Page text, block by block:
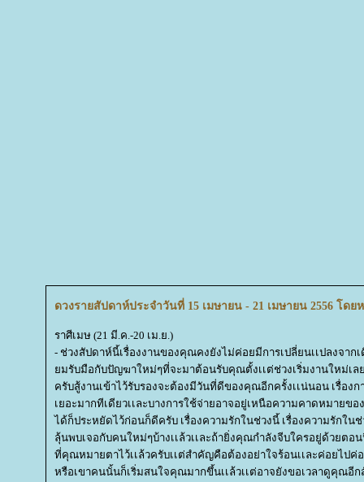
ดวงรายสัปดาห์ประจำวันที่ 15 เมษายน - 21 เมษายน 2556 โดย
ราศีเมษ (21 มี.ค.-20 เม.ย.)
- ช่วงสัปดาห์นี้เรื่องงานของคุณคงยังไม่ค่อยมีการเปลี่ยนเเปลงจาก
มรับมือกับปัญฆาใหม่ๆที่จะมาต้อนรับคุณตั้งเเต่ช่วงเริ่มงานใหม่เ
ครับสู้งานเข้าไว้รับรองจะต้องมีวันที่ดีของคุณอีกครั้งเเน่นอน เรื่อง
เยอะมากทีเดียวเเละบางการใช้จ่ายอาจอยู่เหนือความคาดหมาย
ได้ก็ประหยัดไว้ก่อนก็ดีครับ เรื่องความรักในช่วงนี้ เรื่องความรักใน
ลุ้นพบเจอกับคนใหม่ๆบ้างเเล้วเเละถ้ายิ่งคุณกำลังจีบใครอยู่ด้วยต
ที่คุณหมายตาไว้เเล้วครับเเต่สำคัญคือต้องอย่าใจร้อนเเละค่อยไปค่
หรือเขาคนนั้นก็เริ่มสนใจคุณมากขึ้นเเล้วเเต่อาจยังขอเวลาดูคุณอี